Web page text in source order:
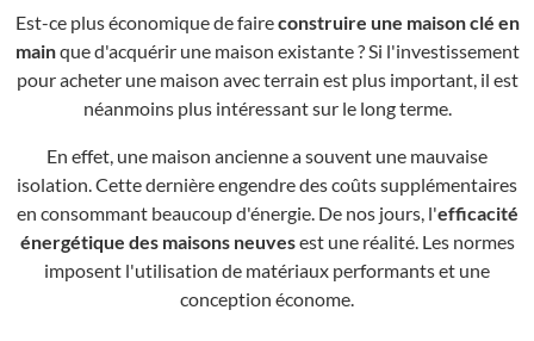
Est-ce plus économique de faireconstruire une maison clé en
mainque d'acquérir une maison existante ? Si l'investissement
pour acheter une maison avec terrain est plus important, il est
néanmoins plus intéressant sur le long terme.
En effet, une maison ancienne a souvent une mauvaise
isolation. Cette dernière engendre des coûts supplémentaires
en consommant beaucoup d'énergie. De nos jours, l'efficacité
énergétique des maisons neuvesest une réalité. Les normes
imposent l'utilisation de matériaux performants et une
conception économe.